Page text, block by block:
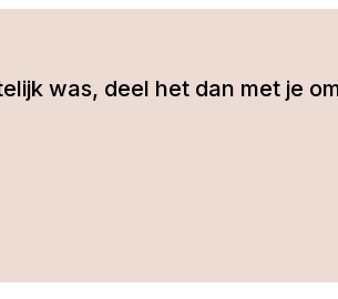
was, deel het dan met je